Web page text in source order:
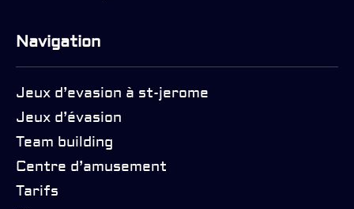
Navigation
Jeux d’evasion à st-jerome
Jeux d’évasion
Team building
Centre d’amusement
Tarifs